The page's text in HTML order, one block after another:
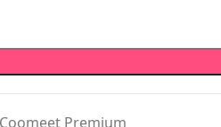
Coomeet Premium